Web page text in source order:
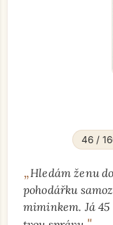
46 /
„Hledám ženu
pohodářku
miminkem. Já